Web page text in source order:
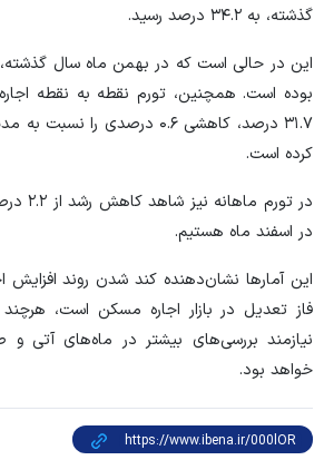
گذشته، به ۳۴.۲ درصد رسید.
بوده است. همچنین، تورم نقطه به نقطه
۳۱.۷ درصد، کاهشی ۰.۶ درصدی
کرده است.
در اسفند ماه هستیم.
این آمار‌ها نشان‌دهنده کند شدن روند افزایش
فاز تعدیل در بازار اجاره مسکن است،
نیازمند بررسی‌های بیشتر در ماه‌های آتی
خواهد بود.